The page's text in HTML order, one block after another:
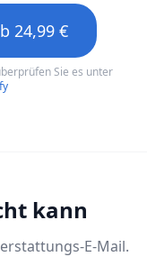
24,99 €
Sie es unter
kann
E-Mail.